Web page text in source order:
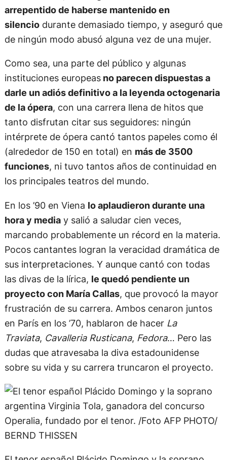
arrepentido de haberse mantenido en
silenciodurante demasiado tiempo, y aseguró que
de ningún modo abusó alguna vez de una mujer.
Como sea, una parte del público y algunas
instituciones europeasno parecen dispuestas a
darle un adiós definitivo a la leyenda octogenaria
de la ópera, con una carrera llena de hitos que
tanto disfrutan citar sus seguidores: ningún
intérprete de ópera cantó tantos papeles como él
(alrededor de 150 en total) en más de 3500
funciones, ni tuvo tantos años de continuidad en
los principales teatros del mundo.
En los ’90 en Viena lo aplaudieron durante una
hora y mediay salió a saludar cien veces,
marcando probablemente un récord en la materia.
Pocos cantantes logran la veracidad dramática de
sus interpretaciones. Y aunque cantó con todas
las divas de la lírica, le quedó pendiente un
proyecto con María Callas, que provocó la mayor
frustración de su carrera. Ambos cenaron juntos
en París en los ’70, hablaron de hacer La
Traviata, Cavalleria Rusticana, Fedora… Pero las
dudas que atravesaba la diva estadounidense
sobre su vida y su carrera truncaron el proyecto.